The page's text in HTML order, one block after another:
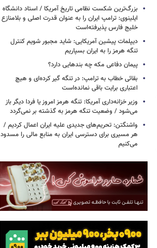
بزرگ‌ترین شکست نظامی تاریخ آمریکا / استاد دانشگاه
ایلینوی: ترامپ ایران را به عنوان قدرت اصلی و بلامنازع
خلیج فارس پذیرفته‌است
دیپلمات پیشین آمریکایی: شاید مجبور شویم کنترل
تنگه هرمز را به ایران بسپاریم
پیمان دفاعی مکه چه بندهایی دارد؟
بقائی خطاب به ترامپ: در تنگه گیر کرده‌ای و هیچ
اعتباری برایت باقی نمانده‌است
وزیر خزانه‌داری آمریکا: تنگه هرمز امروز یا فردا دیگر باز
می‌شود / وضعیت تنگه هرمز به گذشته بر نمی‌گردد
واشنگتن: تحریم‌های جدیدی علیه ایران اعمال کردیم /
هر مسیری برای دسترسی ایران به منابع مالی را مسدود
می‌کنیم